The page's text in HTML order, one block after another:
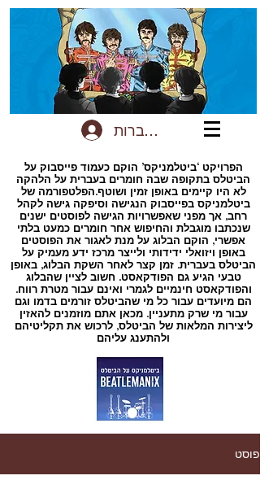
להתחברות
הפרויקט ‘ביטלמניקס’ הוקם כעמוד פייסבוק על
הביטלס בתקופה שבה חומרים בעברית על הלהקה
לא היו קיימים באופן זמין ושוטף.הפלטפורמה של
ביטלמניקס בפייסבוק הנגישה וסיפקה גישה לקהל
רחב, אך מפני שאפשרויות הגישה לפוסטים ישנים
שנכתבו מוגבלת והחיפוש אחר חומרים כמעט בלתי
אפשרי, הוקם הבלוג על מנת לאגור את הפוסטים
באופן ויזואלי ידידותי ולייצר מרכז ידע מעמיק על
הביטלס בעברית. זמן קצר לאחר השקת הבלוג, באופן
טבעי הגיע גם הפודקאסט. חשוב לציין שהבלוג
והפודקאסט חינמיים לגמרי ואינם עבור מטרת רווח.
הם מיועדים עבור כל מי שהביטלס זורמים בדמו וגם
עבור מי שרק מתעניין. מכאן אתם מוזמנים להאזין
ליצירות המלאות של הביטלס, לרכוש את תקליטיהם
ולהתענג עליהם
פוסט